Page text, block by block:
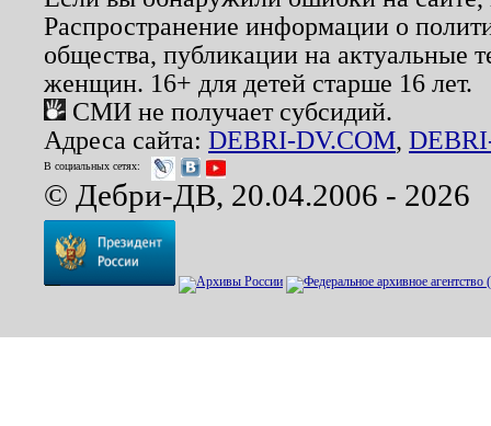
Распространение информации о
общества, публикации на актуальные
женщин. 16+ для детей старше 16 лет.
СМИ не получает субсидий.
Адреса сайта: DEBRI-DV.COM,
В социальных сетях:
© Дебри-ДВ, 20.04.2006 - 2026